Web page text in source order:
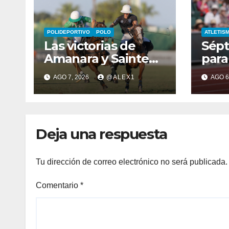
POLIDEPORTIVO POLO
Las victorias de
Amanara y Sainte
Mesme conforman
un domingo de
‘infarto’ por las
AGO 7, 2026 @ALEX1 AGO
Deja una respuesta
Tu dirección de correo electrónico no será publicada.
Comentario *